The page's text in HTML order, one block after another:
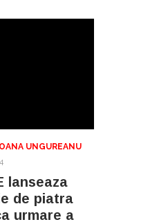
OANA UNGUREANU
lanseaza
de piatra
urmare a